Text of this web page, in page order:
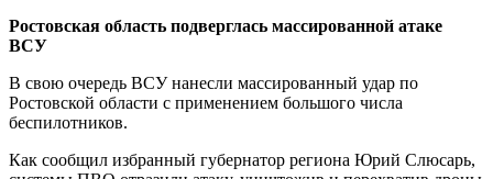
Ростовская область подверглась массированной атаке
ВСУ
В свою очередь ВСУ нанесли массированный удар по
Ростовской области с применением большого числа
беспилотников.
Как сообщил избранный губернатор региона Юрий Слюсарь,